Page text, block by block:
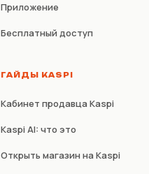
Приложение
Бесплатный доступ
ГАЙДЫ KASPI
Кабинет продавца Kaspi
Kaspi AI: что это
Открыть магазин на Kaspi